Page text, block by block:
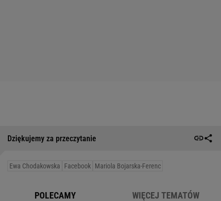
Dziękujemy za przeczytanie
Ewa Chodakowska Facebook Mariola Bojarska-Ferenc
POLECAMY WIĘCEJ TEMATÓW